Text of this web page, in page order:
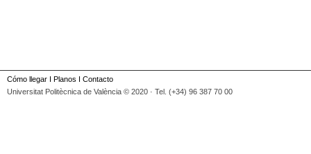
Cómo llegar I Planos I Contacto
Universitat Politècnica de València © 2020 · Tel. (+34) 96 387 70 00